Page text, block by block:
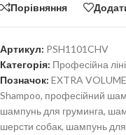
Порівняння
Артикул: PSH1101CHV
Категорія: Професійна
Позначок: EXTRA
Shampoo, професійний
шампунь для груминга,
шерсти собак, шампунь для